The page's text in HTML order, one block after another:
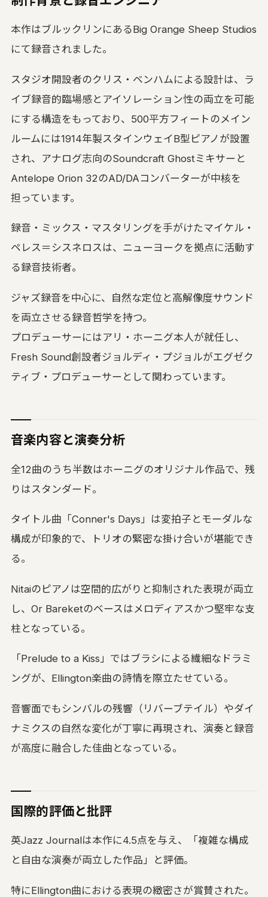
本作はブルックリンにあるBig Orange Sheep Studios
にて録音されました。
スタジオ開設者のクリス・ベンハムによる設計は、ラ
イブ録音的臨場感とアイソレーション性の両立を可能
にする構造をもっており、500平方フィートのメイン
ルームには1914年製スタインウェイB型ピアノが設置
され、アナログ志向のSoundcraft Ghostミキサーと
Antelope Orion 32のAD/DAコンバーターが中核を
担っています。
録音・ミックス・マスタリングを手がけたマイケル・
ペレス＝シスネロスは、ニューヨークを拠点に活動す
る録音技術者。
ジャズ録音を中心に、自然な定位と高解像度サウンド
を両立させる録音哲学を持つ。
プロデューサーにはアリ・ホーニグ本人が就任し、
Fresh Sound創設者ジョルディ・プジョルがエグゼク
ティブ・プロデューサーとして関わっています。
音楽内容と演奏分析
全12曲のうち半数はホーニグのオリジナル作品で、残
りはスタンダード。
タイトル曲「Conner's Days」は変拍子とモーダルな
構成が印象的で、トリオの緊密な掛け合いが堪能でき
る。
Nitaiのピアノは空間的広がりと抑制された表現が両立
し、Or Bareketのベースはメロディアスかつ堅牢な支
柱となっている。
「Prelude to a Kiss」ではブラシによる繊細なドラミ
ングが、Ellington楽曲の詩情を際立たせている。
音響面でもシンバルの残響（リバーブテイル）やダイ
ナミクスの自然な変化が丁寧に再現され、演奏と録音
が高度に融合した佳曲となっている。
国際的評価と批評
英Jazz Journalは本作に4.5点を与え、「複雑な構成
と自由な演奏が両立した作品」と評価。
特にEllington曲における表現の緻密さが賞賛された。